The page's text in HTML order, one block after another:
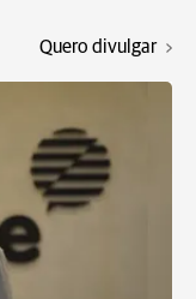
Quero divulgar